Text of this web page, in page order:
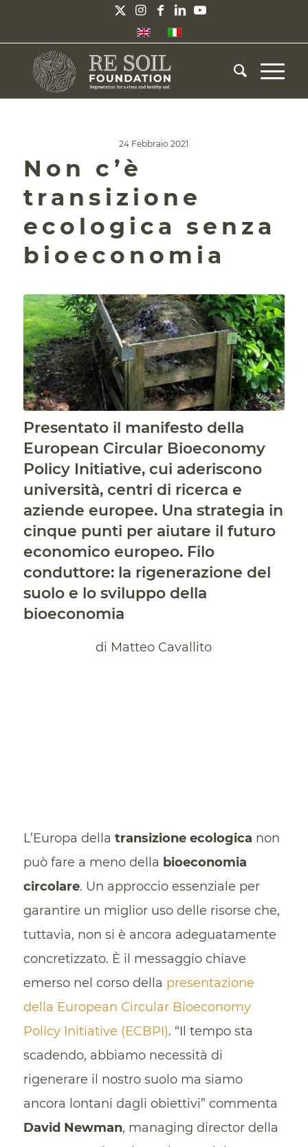
24 Febbraio 2021
Non c’è
transizione
ecologica senza
bioeconomia
Presentato il manifesto della
European Circular Bioeconomy
Policy Initiative, cui aderiscono
università, centri di ricerca e
aziende europee. Una strategia in
cinque punti per aiutare il futuro
economico europeo. Filo
conduttore: la rigenerazione del
suolo e lo sviluppo della
bioeconomia
di Matteo Cavallito
L’Europa della transizione ecologica non
può fare a meno della bioeconomia
circolare. Un approccio essenziale per
garantire un miglior uso delle risorse che,
tuttavia, non si è ancora adeguatamente
concretizzato. È il messaggio chiave
emerso nel corso della presentazione
della European Circular Bioeconomy
Policy Initiative (ECBPI). “Il tempo sta
scadendo, abbiamo necessità di
rigenerare il nostro suolo ma siamo
ancora lontani dagli obiettivi” commenta
David Newman, managing director della